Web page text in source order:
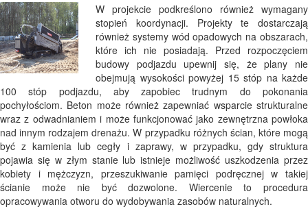
W projekcie podkreślono również wymagany
stopień koordynacji. Projekty te dostarczają
również systemy wód opadowych na obszarach,
które ich nie posiadają. Przed rozpoczęciem
budowy podjazdu upewnij się, że plany nie
obejmują wysokości powyżej 15 stóp na każde
100 stóp podjazdu, aby zapobiec trudnym do pokonania
pochyłościom. Beton może również zapewniać wsparcie strukturalne
wraz z odwadnianiem i może funkcjonować jako zewnętrzna powłoka
nad innym rodzajem drenażu. W przypadku różnych ścian, które mogą
być z kamienia lub cegły i zaprawy, w przypadku, gdy struktura
pojawia się w złym stanie lub istnieje możliwość uszkodzenia przez
kobiety i mężczyzn, przeszukiwanie pamięci podręcznej w takiej
ścianie może nie być dozwolone. Wiercenie to procedura
opracowywania otworu do wydobywania zasobów naturalnych.